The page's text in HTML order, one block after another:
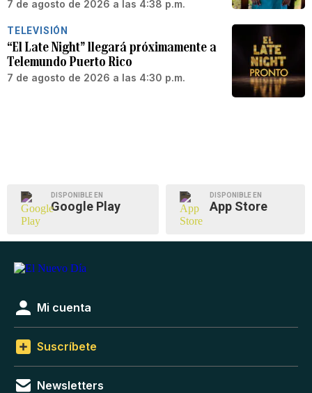
7 de agosto de 2026 a las 4:38 p.m.
TELEVISIÓN
“El Late Night” llegará próximamente a
Telemundo Puerto Rico
7 de agosto de 2026 a las 4:30 p.m.
DISPONIBLE EN
Google Play
DISPONIBLE EN
App Store
Mi cuenta
Suscríbete
Newsletters